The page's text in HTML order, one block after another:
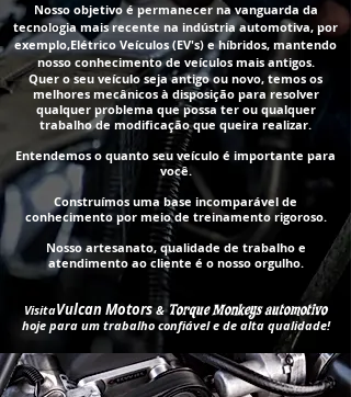
Nosso objetivo é permanecer na vanguarda da
tecnologia mais recente na indústria automotiva, por
exemplo,Elétrico Veículos (EV's) e híbridos, mantendo
nosso conhecimento de veículos mais antigos.
Quer o seu veículo seja antigo ou novo, temos os
melhores mecânicos à disposição para resolver
qualquer problema que possa ter ou qualquer
trabalho de modificação que queira realizar.
Entendemos o quanto seu veículo é importante para
você.
Construímos uma base incomparável de
conhecimento por meio de treinamento rigoroso.
Nosso artesanato, qualidade de trabalho e
atendimento ao cliente é o nosso orgulho.
VisitaVulcan Motors & Torque Monkeys automotivo
hoje para um trabalho confiável e de alta qualidade!